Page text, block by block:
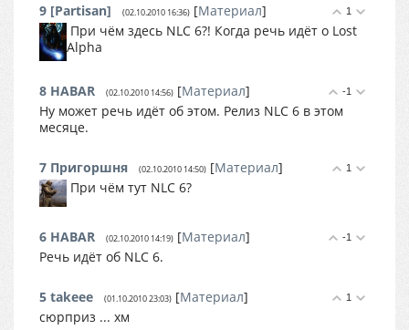
1
9 [Partisan] (02.10.2010 16:36) [Материал]
При чём здесь NLC 6?! Когда речь идёт о Lost
Alpha
-1
8 HABAR (02.10.2010 14:56) [Материал]
Ну может речь идёт об этом. Релиз NLC 6 в этом
месяце.
1
7 Пригоршня (02.10.2010 14:50) [Материал]
При чём тут NLC 6?
-1
6 HABAR (02.10.2010 14:19) [Материал]
Речь идёт об NLC 6.
1
5 takeee (01.10.2010 23:03) [Материал]
сюрприз ... хм